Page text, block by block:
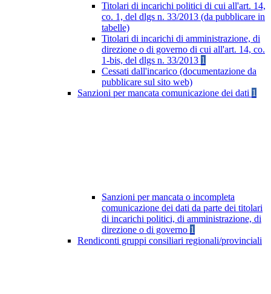
Titolari di incarichi politici di cui all'art. 14,
co. 1, del dlgs n. 33/2013 (da pubblicare in
tabelle)
Titolari di incarichi di amministrazione, di
direzione o di governo di cui all'art. 14, co.
1-bis, del dlgs n. 33/2013 1
Cessati dall'incarico (documentazione da
pubblicare sul sito web)
Sanzioni per mancata comunicazione dei dati 1
Sanzioni per mancata o incompleta
comunicazione dei dati da parte dei titolari
di incarichi politici, di amministrazione, di
direzione o di governo 1
Rendiconti gruppi consiliari regionali/provinciali